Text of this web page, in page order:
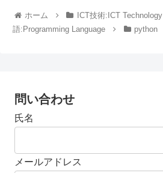
ホーム ICT技術:ICT Technology
語:Programming Language
python
問い合わせ
氏名
メールアドレス